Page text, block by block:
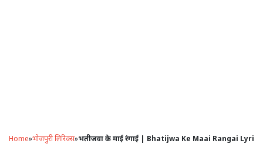
Home»भोजपुरी लिरिक्स»भतीजवा के माई रंगाई | Bhatijwa Ke Maai Rangai